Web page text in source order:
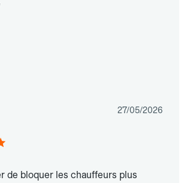
27/05/2026
de bloquer les chauffeurs plus